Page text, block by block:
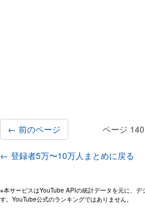
← 前のページ ページ
← 登録者5万〜10万人まとめに戻る
※本サービスはYouTube APIの統計データを元に、
す。YouTube公式のランキングではありません。